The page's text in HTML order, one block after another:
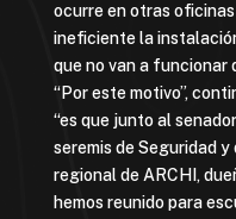
ocurre en otras
ineficiente la
que no van a funcionar
“Por este motivo”,
“es que junto al
seremis de Seguridad
regional de ARCHI,
hemos reunido para